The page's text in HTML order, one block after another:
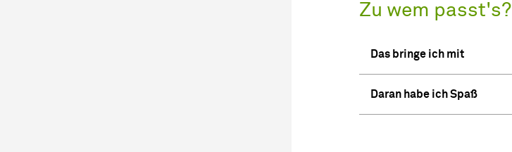
Zu wem passt's?
Das bringe ich mit
Daran habe ich Spaß